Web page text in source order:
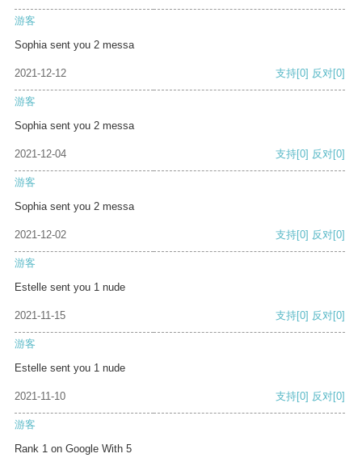
游客
Sophia sent you 2 messa
2021-12-12 支持[0] 反对[0]
游客
Sophia sent you 2 messa
2021-12-04 支持[0] 反对[0]
游客
Sophia sent you 2 messa
2021-12-02 支持[0] 反对[0]
游客
Estelle sent you 1 nude
2021-11-15 支持[0] 反对[0]
游客
Estelle sent you 1 nude
2021-11-10 支持[0] 反对[0]
游客
Rank 1 on Google With 5